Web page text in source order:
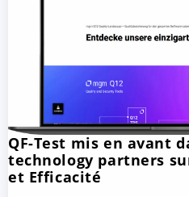
QF-Test mis en avant
technology partners
et Efficacité